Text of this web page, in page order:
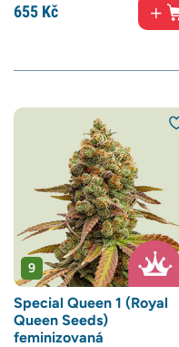
655 Kč
9
Special Queen 1 (Royal
Queen Seeds)
feminizovaná